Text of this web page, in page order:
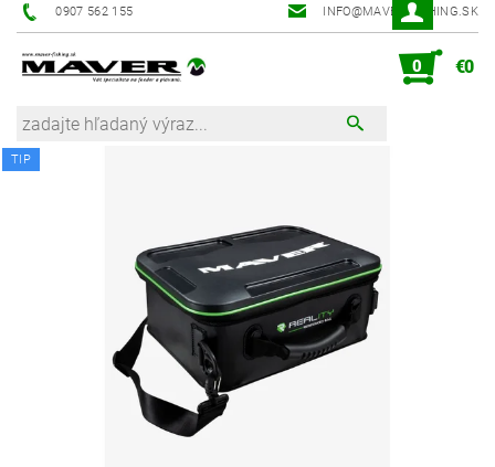
0907 562 155 INFO@MAVER-FISHING.SK
0 €0
TIP